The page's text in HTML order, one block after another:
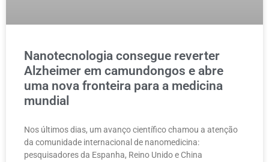
Nanotecnologia consegue reverter
Alzheimer em camundongos e abre
uma nova fronteira para a medicina
mundial
Nos últimos dias, um avanço científico chamou a atenção
da comunidade internacional de nanomedicina:
pesquisadores da Espanha, Reino Unido e China